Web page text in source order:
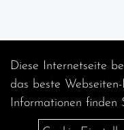
Diese Internetseite
das beste
Informationen finden